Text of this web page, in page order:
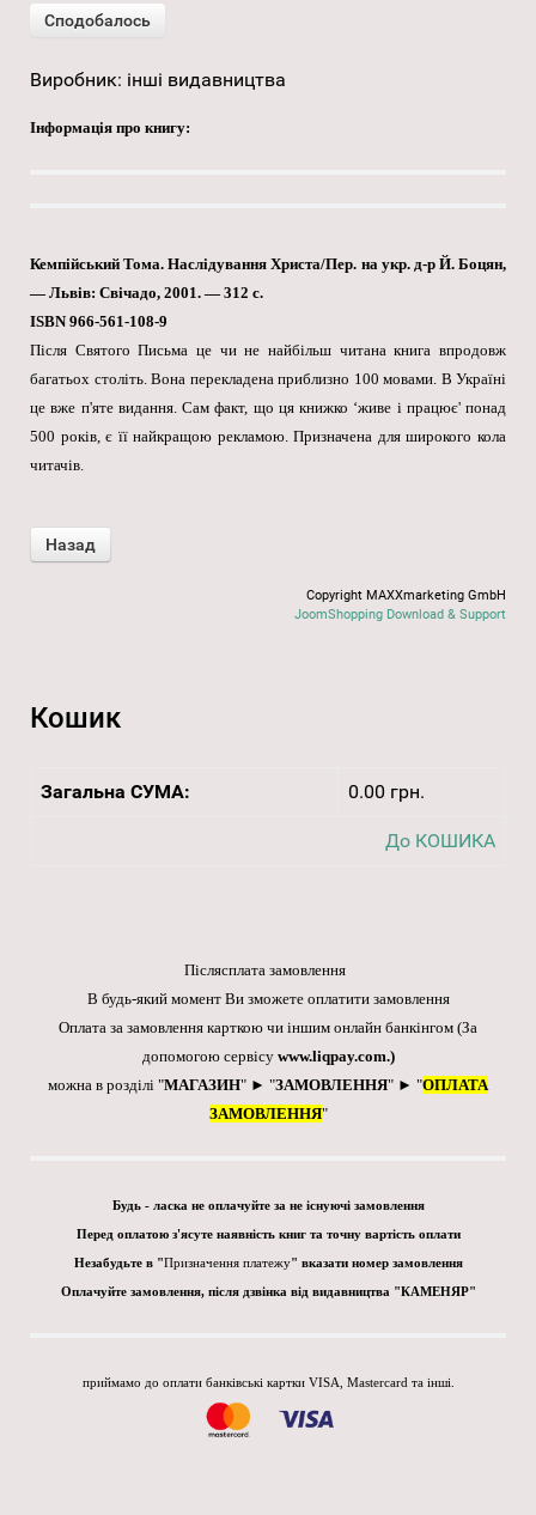
Виробник: інші видавництва
Інформація про книгу:
Кемпійський Тома. Наслідування Христа/Пер. на укр. д-р Й. Боцян,
— Львів: Свічадо, 2001. — 312 с.
ISBN 966-561-108-9
Після Святого Письма це чи не найбільш читана книга впродовж
багатьох століть. Вона перекладена приблизно 100 мовами. В Україні
це вже п'яте видання. Сам факт, що ця книжко ‘живе і працює' понад
500 років, є її найкращою рекламою. Призначена для широкого кола
читачів.
Copyright MAXXmarketing GmbH
JoomShopping Download & Support
Кошик
Загальна СУМА: 0.00 грн.
До КОШИКА
Післясплата замовлення
В будь-який момент Ви зможете оплатити замовлення
Оплата за замовлення карткою чи іншим онлайн банкінгом (За
допомогою сервісу www.liqpay.com.)
можна в розділі "МАГАЗИН" ► "ЗАМОВЛЕННЯ" ► "ОПЛАТА
ЗАМОВЛЕННЯ"
Будь - ласка не оплачуйте за не існуючі замовлення
Перед оплатою з'ясуте наявність книг та точну вартість оплати
Незабудьте в "Призначення платежу" вказати номер замовлення
Оплачуйте замовлення, після дзвінка від видавництва "КАМЕНЯР"
приймамо до оплати банківські картки VISA, Mastercard та інші.